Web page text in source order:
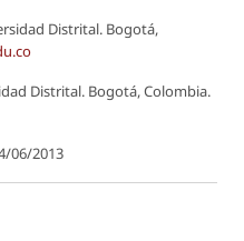
Distrital. Bogotá,
Distrital. Bogotá, Colombia.
06/2013